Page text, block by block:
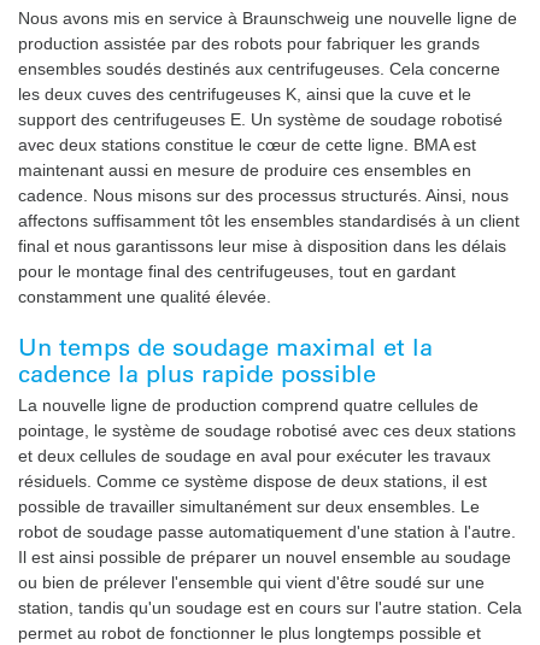
Nous avons mis en service à Braunschweig une nouvelle ligne de
production assistée par des robots pour fabriquer les grands
ensembles soudés destinés aux centrifugeuses. Cela concerne
les deux cuves des centrifugeuses K, ainsi que la cuve et le
support des centrifugeuses E. Un système de soudage robotisé
avec deux stations constitue le cœur de cette ligne. BMA est
maintenant aussi en mesure de produire ces ensembles en
cadence. Nous misons sur des processus structurés. Ainsi, nous
affectons suffisamment tôt les ensembles standardisés à un client
final et nous garantissons leur mise à disposition dans les délais
pour le montage final des centrifugeuses, tout en gardant
constamment une qualité élevée.
Un temps de soudage maximal et la
cadence la plus rapide possible
La nouvelle ligne de production comprend quatre cellules de
pointage, le système de soudage robotisé avec ces deux stations
et deux cellules de soudage en aval pour exécuter les travaux
résiduels. Comme ce système dispose de deux stations, il est
possible de travailler simultanément sur deux ensembles. Le
robot de soudage passe automatiquement d'une station à l'autre.
Il est ainsi possible de préparer un nouvel ensemble au soudage
ou bien de prélever l'ensemble qui vient d'être soudé sur une
station, tandis qu'un soudage est en cours sur l'autre station. Cela
permet au robot de fonctionner le plus longtemps possible et